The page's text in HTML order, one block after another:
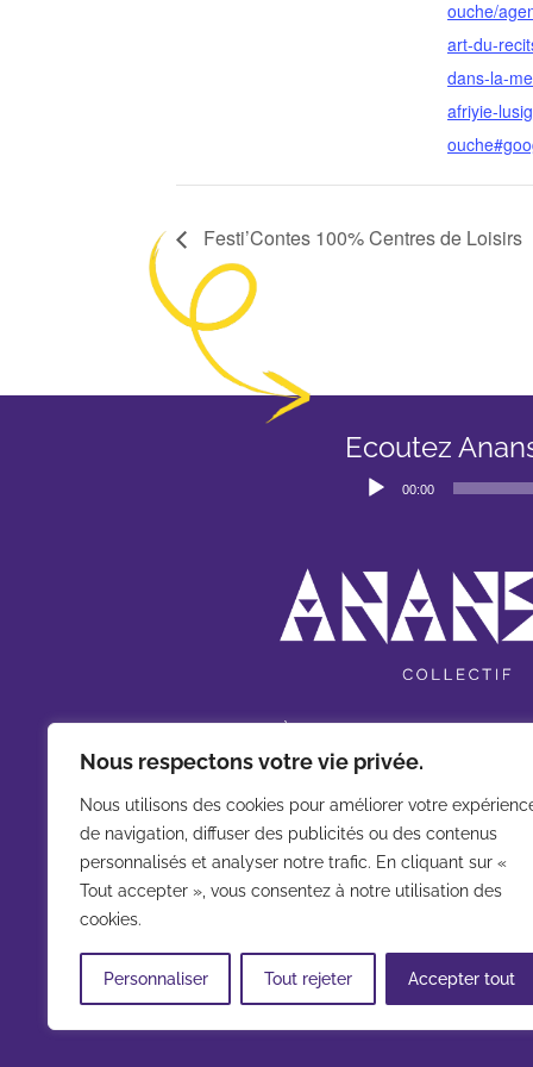
Nous respectons votre vie privée.
Nous utilisons des cookies pour améliorer votre
de navigation, diffuser des publicités ou des contenus
personnalisés et analyser notre trafic. En cliquant sur «
Tout accepter », vous consentez à notre utilisation des
cookies.
Personnaliser Tout rejeter Accepter tout
ouche/
art-du-
dans-la-
afriyie-
Festi’Contes 100% Centres de Loisirs
Ecoutez
Lecteur00:00
Qui sommes-nous ?
Nos spectacles
Nos festivals
Agenda
Contact